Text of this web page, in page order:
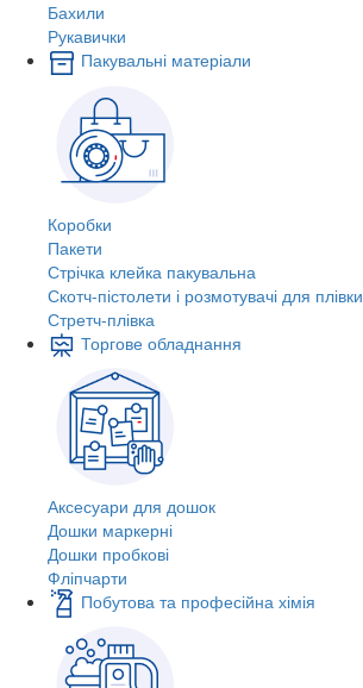
Бахили
Рукавички
Пакувальні матеріали
Коробки
Пакети
Стрічка клейка пакувальна
Скотч-пістолети і розмотувачі для плівки
Стретч-плівка
Торгове обладнання
Аксесуари для дошок
Дошки маркерні
Дошки пробкові
Фліпчарти
Побутова та професійна хімія